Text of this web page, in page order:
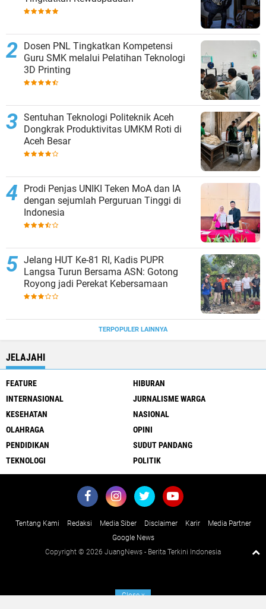
Dosen PNL Tingkatkan Kompetensi
Guru SMK melalui Pelatihan Teknologi
3D Printing
Sentuhan Teknologi Politeknik Aceh
Dongkrak Produktivitas UMKM Roti di
Aceh Besar
Prodi Penjas UNIKI Teken MoA dan IA
dengan sejumlah Perguruan Tinggi di
Indonesia
Jelang HUT Ke-81 RI, Kadis PUPR
Langsa Turun Bersama ASN: Gotong
Royong jadi Perekat Kebersamaan
TERPOPULER LAINNYA
JELAJAHI
FEATURE
HIBURAN
INTERNASIONAL
JURNALISME WARGA
KESEHATAN
NASIONAL
OLAHRAGA
OPINI
PENDIDIKAN
SUDUT PANDANG
TEKNOLOGI
POLITIK
Tentang Kami Redaksi Media Siber Disclaimer Karir
Media Partner
Google News
Copyright © 2026 JuangNews - Berita Terkini Indonesia
Closex